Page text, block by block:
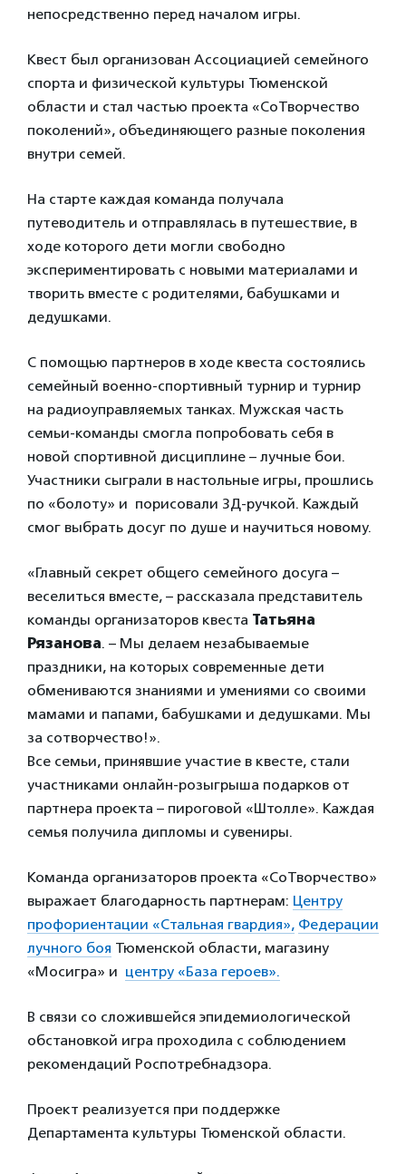
непосредственно перед началом игры.
Квест был организован Ассоциацией семейного
спорта и физической культуры Тюменской
области и стал частью проекта «СоТворчество
поколений», объединяющего разные поколения
внутри семей.
На старте каждая команда получала
путеводитель и отправлялась в путешествие, в
ходе которого дети могли свободно
экспериментировать с новыми материалами и
творить вместе с родителями, бабушками и
дедушками.
С помощью партнеров в ходе квеста состоялись
семейный военно-спортивный турнир и турнир
на радиоуправляемых танках. Мужская часть
семьи-команды смогла попробовать себя в
новой спортивной дисциплине – лучные бои.
Участники сыграли в настольные игры, прошлись
по «болоту» и порисовали 3Д-ручкой. Каждый
смог выбрать досуг по душе и научиться новому.
«Главный секрет общего семейного досуга –
веселиться вместе, – рассказала представитель
команды организаторов квеста Татьяна
Рязанова. – Мы делаем незабываемые
праздники, на которых современные дети
обмениваются знаниями и умениями со своими
мамами и папами, бабушками и дедушками. Мы
за cотворчество!».
Все семьи, принявшие участие в квесте, стали
участниками онлайн-розыгрыша подарков от
партнера проекта – пироговой «Штолле». Каждая
семья получила дипломы и сувениры.
Команда организаторов проекта «СоТворчество»
выражает благодарность партнерам: Центру
профориентации «Стальная гвардия», Федерации
лучного боя Тюменской области, магазину
«Мосигра» и центру «База героев».
В связи со сложившейся эпидемиологической
обстановкой игра проходила с соблюдением
рекомендаций Роспотребнадзора.
Проект реализуется при поддержке
Департамента культуры Тюменской области.